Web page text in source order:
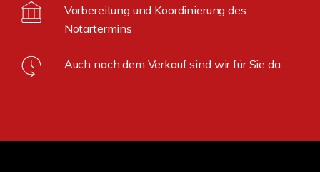
Vorbereitung und Koordinierung des
Notartermins
Auch nach dem Verkauf sind wir für Sie da